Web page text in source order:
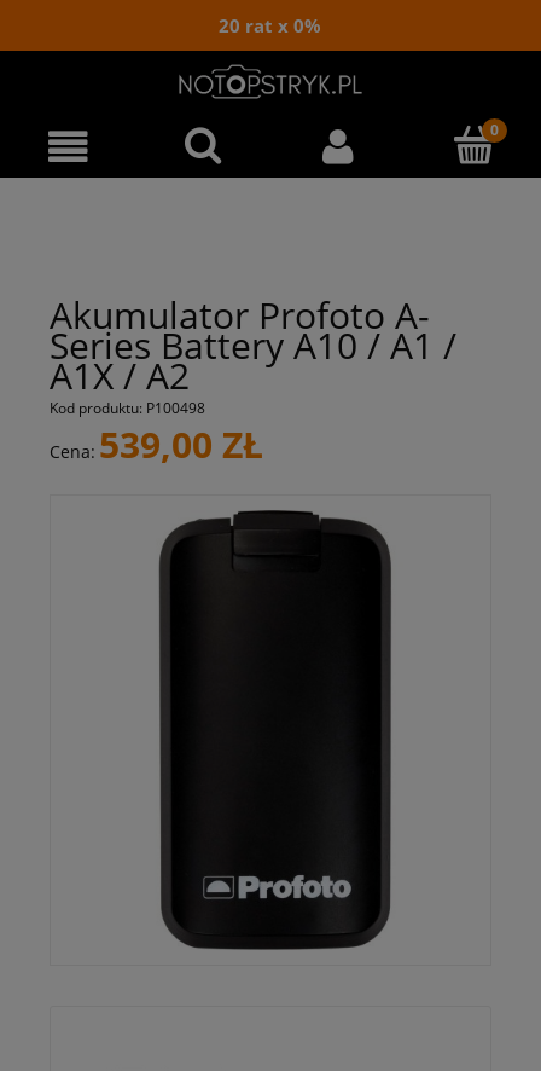
20 rat x 0%
Akumulator Profoto A-
Series Battery A10 / A1 /
A1X / A2
Kod produktu: P100498
Cena: 539,00 ZŁ